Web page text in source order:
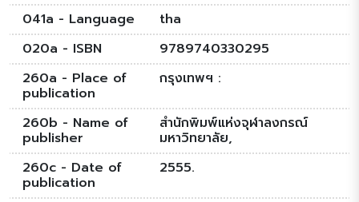
041a - Language
tha
020a - ISBN
9789740330295
260a - Place of
publication
กรุงเทพฯ :
260b - Name of
publisher
สำนักพิมพ์แห่งจุฬาลงกรณ์
มหาวิทยาลัย,
260c - Date of
publication
2555.